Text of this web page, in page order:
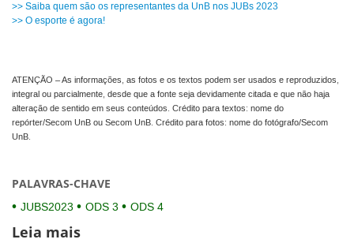
>> Saiba quem são os representantes da UnB nos JUBs 2023
>> O esporte é agora!
ATENÇÃO – As informações, as fotos e os textos podem ser usados e reproduzidos,
integral ou parcialmente, desde que a fonte seja devidamente citada e que não haja
alteração de sentido em seus conteúdos. Crédito para textos: nome do
repórter/Secom UnB ou Secom UnB. Crédito para fotos: nome do fotógrafo/Secom
UnB.
PALAVRAS-CHAVE
JUBS2023 ODS 3 ODS 4
Leia mais